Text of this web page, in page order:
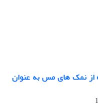
از نمک های مس به عنوان